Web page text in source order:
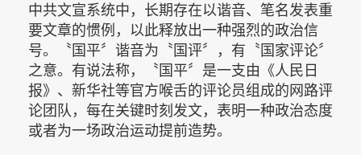
中共文宣系统中，长期存在以谐音、笔名发表重
要文章的惯例，以此释放出一种强烈的政治信
号。〝国平〞谐音为〝国评〞，有〝国家评论〞
之意。有说法称，〝国平〞是一支由《人民日
报》、新华社等官方喉舌的评论员组成的网路评
论团队，每在关键时刻发文，表明一种政治态度
或者为一场政治运动提前造势。